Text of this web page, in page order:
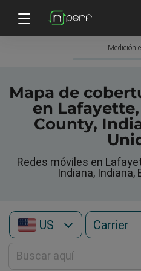
Medición
Mapa de
en
County,
Redes móviles en
Indiana, Indiana,
US